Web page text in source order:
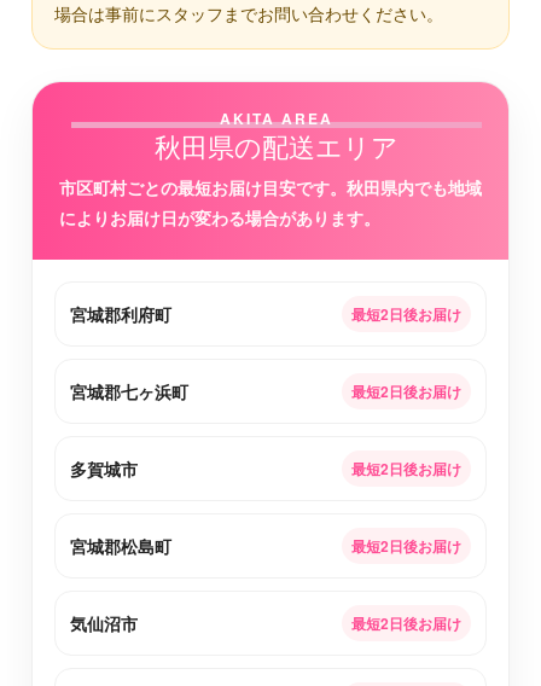
場合は事前にスタッフまでお問い合わせください。
AKITA AREA
秋田県の配送エリア
市区町村ごとの最短お届け目安です。秋田県内でも地域
によりお届け日が変わる場合があります。
宮城郡利府町 最短2日後お届け
宮城郡七ヶ浜町 最短2日後お届け
多賀城市 最短2日後お届け
宮城郡松島町 最短2日後お届け
気仙沼市 最短2日後お届け